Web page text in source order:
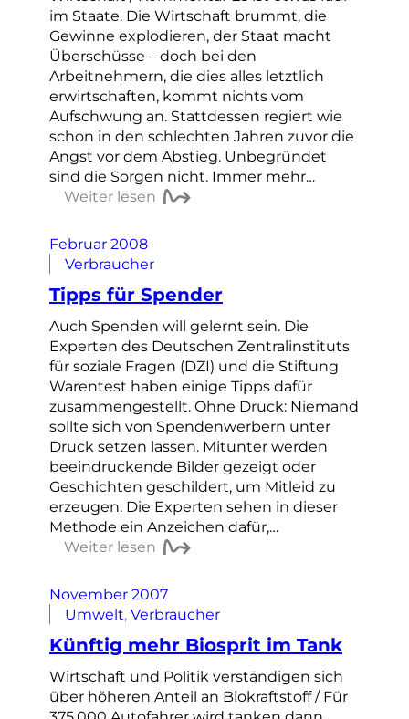
im Staate. Die Wirtschaft brummt, die
Gewinne explodieren, der Staat macht
Überschüsse – doch bei den
Arbeitnehmern, die dies alles letztlich
erwirtschaften, kommt nichts vom
Aufschwung an. Stattdessen regiert wie
schon in den schlechten Jahren zuvor die
Angst vor dem Abstieg. Unbegründet
sind die Sorgen nicht. Immer mehr…
Weiter lesen
Februar 2008
Verbraucher
Tipps für Spender
Auch Spenden will gelernt sein. Die
Experten des Deutschen Zentralinstituts
für soziale Fragen (DZI) und die Stiftung
Warentest haben einige Tipps dafür
zusammengestellt. Ohne Druck: Niemand
sollte sich von Spendenwerbern unter
Druck setzen lassen. Mitunter werden
beeindruckende Bilder gezeigt oder
Geschichten geschildert, um Mitleid zu
erzeugen. Die Experten sehen in dieser
Methode ein Anzeichen dafür,…
Weiter lesen
November 2007
Umwelt, Verbraucher
Künftig mehr Biosprit im Tank
Wirtschaft und Politik verständigen sich
über höheren Anteil an Biokraftstoff / Für